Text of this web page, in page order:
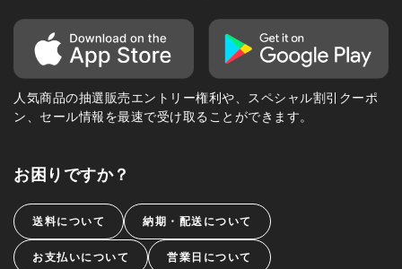
人気商品の抽選販売エントリー権利や、スペシャル割引クーポ
ン、セール情報を最速で受け取ることができます。
お困りですか？
送料について 納期・配送について
お支払いについて 営業日について